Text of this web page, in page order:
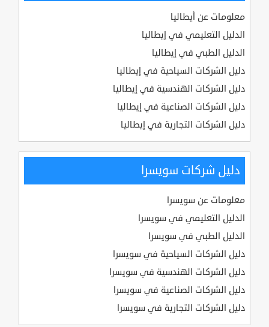
معلومات عن أيطاليا
الدليل التعليمي في إيطاليا
الدليل الطبي في إيطاليا
دليل الشركات السياحية في إيطاليا
دليل الشركات الهندسية في إيطاليا
دليل الشركات الصناعية في إيطاليا
دليل الشركات التجارية في إيطاليا
دليل شركات سويسرا
معلومات عن سويسرا
الدليل التعليمي في سويسرا
الدليل الطبي في سويسرا
دليل الشركات السياحية في سويسرا
دليل الشركات الهندسية في سويسرا
دليل الشركات الصناعية في سويسرا
دليل الشركات التجارية في سويسرا